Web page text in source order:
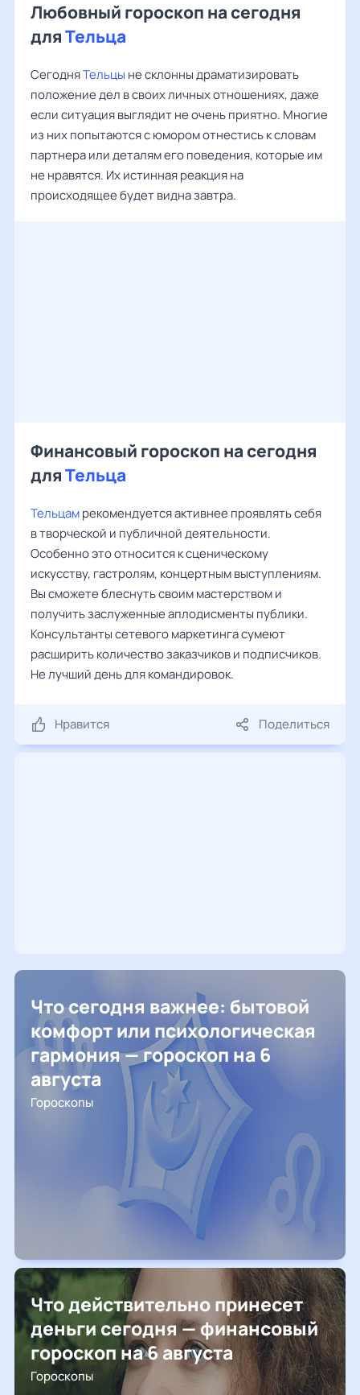
Любовный гороскоп на сегодня
дляТельца
СегодняТельцы не склонны драматизировать
положение дел в своих личных отношениях, даже
если ситуация выглядит не очень приятно. Многие
из них попытаются с юмором отнестись к словам
партнера или деталям его поведения, которые им
не нравятся. Их истинная реакция на
происходящее будет видна завтра.
Финансовый гороскоп на сегодня
дляТельца
Тельцамрекомендуется активнее проявлять себя
в творческой и публичной деятельности.
Особенно это относится к сценическому
искусству, гастролям, концертным выступлениям.
Вы сможете блеснуть своим мастерством и
получить заслуженные аплодисменты публики.
Консультанты сетевого маркетинга сумеют
расширить количество заказчиков и подписчиков.
Не лучший день для командировок.
Нравится Поделиться
Что сегодня важнее: бытовой
комфорт или психологическая
гармония — гороскоп на 6
августа
Гороскопы
Что действительно принесет
деньги сегодня — финансовый
гороскоп на 6 августа
Гороскопы